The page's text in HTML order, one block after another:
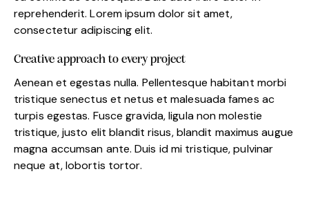
reprehenderit. Lorem ipsum dolor sit amet,
consectetur adipiscing elit.
Creative approach to every project
Aenean et egestas nulla. Pellentesque habitant morbi
tristique senectus et netus et malesuada fames ac
turpis egestas. Fusce gravida, ligula non molestie
tristique, justo elit blandit risus, blandit maximus augue
magna accumsan ante. Duis id mi tristique, pulvinar
neque at, lobortis tortor.